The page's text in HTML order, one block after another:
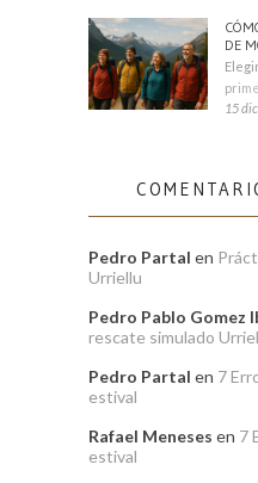
DE
15
Pedro Partal en
Urriellu
Pedro Pablo Gomez
rescate simulado
Pedro Partal en 7
estival
Rafael Meneses en 7
estival